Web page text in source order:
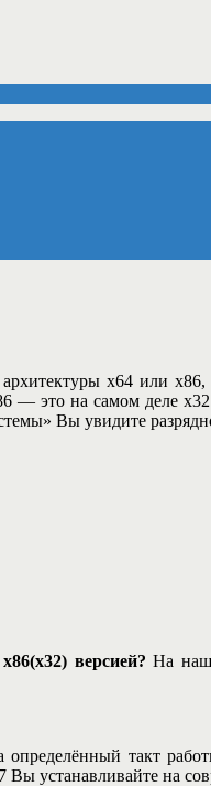
х64 или
— это на самом деле
Вы увидите
версией? На наш
определённый такт
Вы устанавливайте на